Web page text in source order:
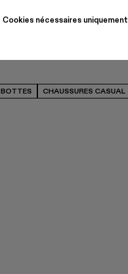
Cookies nécessaires uniquement
BOTTES CHAUSSURES CASUAL